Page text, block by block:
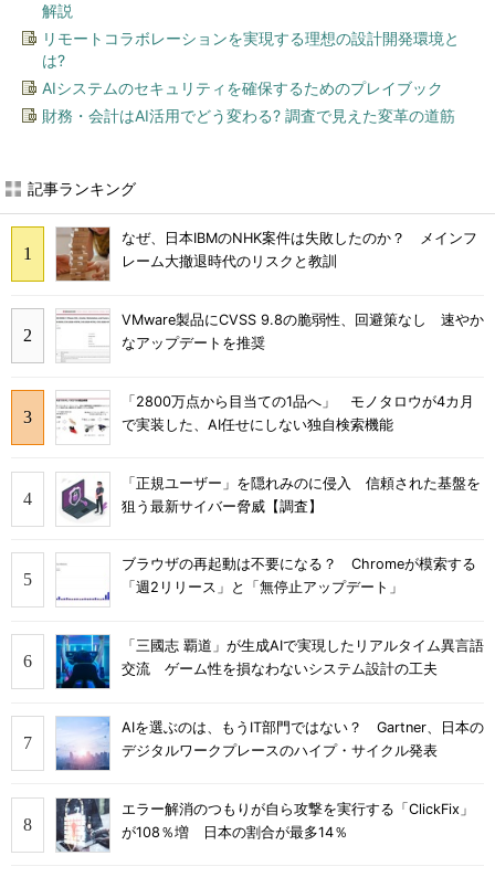
解説
リモートコラボレーションを実現する理想の設計開発環境と
は?
AIシステムのセキュリティを確保するためのプレイブック
財務・会計はAI活用でどう変わる? 調査で見えた変革の道筋
記事ランキング
なぜ、日本IBMのNHK案件は失敗したのか？ メインフ
レーム大撤退時代のリスクと教訓
VMware製品にCVSS 9.8の脆弱性、回避策なし 速やか
なアップデートを推奨
「2800万点から目当ての1品へ」 モノタロウが4カ月
で実装した、AI任せにしない独自検索機能
「正規ユーザー」を隠れみのに侵入 信頼された基盤を
狙う最新サイバー脅威【調査】
ブラウザの再起動は不要になる？ Chromeが模索する
「週2リリース」と「無停止アップデート」
「三國志 覇道」が生成AIで実現したリアルタイム異言語
交流 ゲーム性を損なわないシステム設計の工夫
AIを選ぶのは、もうIT部門ではない？ Gartner、日本の
デジタルワークプレースのハイプ・サイクル発表
エラー解消のつもりが自ら攻撃を実行する「ClickFix」
が108％増 日本の割合が最多14％